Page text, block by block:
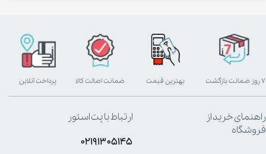
بهترین قیمت پرداخت آنلاین ۷ روز ضمانت بازگشت ضمانت اصالت کالا
راهنمای خرید از
فروشگاه
ارتباط با پت استور
۰۲۱۹۱۳۰۵۱۴۵